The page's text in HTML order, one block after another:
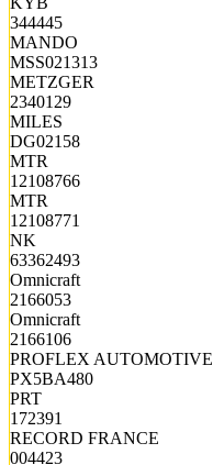
344445
MANDO
MSS021313
METZGER
2340129
MILES
DG02158
MTR
12108766
MTR
12108771
NK
63362493
Omnicraft
2166053
Omnicraft
2166106
PROFLEX AUTOMOTIVE
PX5BA480
PRT
172391
RECORD FRANCE
004423